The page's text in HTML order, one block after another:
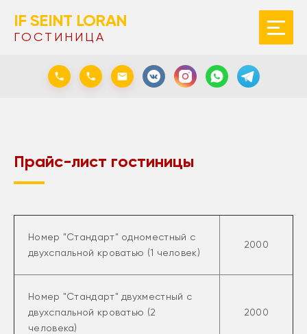
IF SEINT LORAN
ГОСТИНИЦА
Прайс-лист гостиницы
Номер "Стандарт" одноместный с
двухспальной кроватью (1 человек)
2000
Номер "Стандарт" двухместный с
двухспальной кроватью (2
человека)
2000